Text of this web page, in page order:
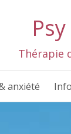
Thérapie
anxiété